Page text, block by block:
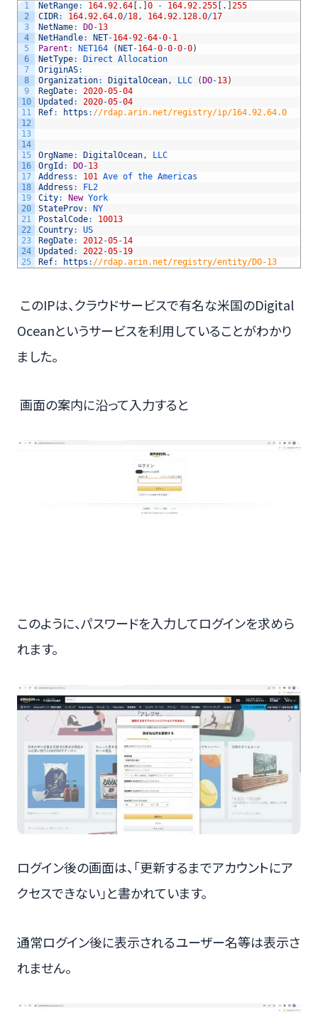
1
2
3
4
5
6
7
8
9
10
11
12
13
14
15
16
17
18
19
20
21
22
23
24
25
NetRange: 164.92.64 . 0 - 164.92.255 .
255
CIDR: 164.92.64.0/18, 164.92.128.0/17
NetName: DO-13
NetHandle: NET-164-92-64-0-1
Parent : NET164 ( NET-164-0-0-0-0)
NetType: Direct Allocation
OriginAS:
Organization: DigitalOcean, LLC ( DO-13)
RegDate: 2020-05-04
Updated : 2020-05-04
Ref: https : //rdap.arin.net/registry/ip/164.92.64.0
OrgName: DigitalOcean,
LLC
OrgId : DO-13
Address : 101 Ave of the Americas
Address :
FL2
City: New York
StateProv:
NY
PostalCode:
10013
Country:
US
RegDate: 2012-05-14
Updated : 2022-05-19
Ref: https : //rdap.arin.net/registry/entity/DO-13
このIPは、クラウドサービスで有名な米国のDigital
Oceanというサービスを利用していることがわかり
ました。
画面の案内に沿って入力すると
このように、パスワードを入力してログインを求めら
れます。
ログイン後の画面は、「更新するまでアカウントにア
クセスできない」と書かれています。
通常ログイン後に表示されるユーザー名等は表示さ
れません。